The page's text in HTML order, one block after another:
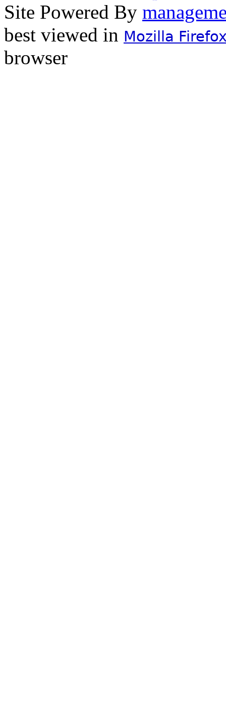
Site Powered By
best viewed in Mozilla
browser